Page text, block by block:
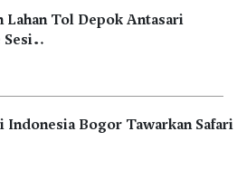
Lahan Tol Depok Antasari
Sesi…
Indonesia Bogor Tawarkan Safari